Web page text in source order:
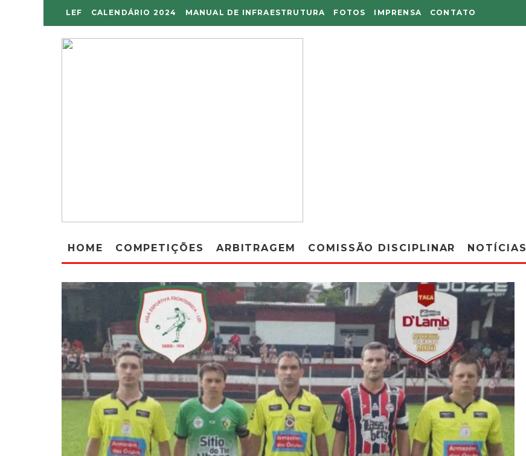
LEF CALENDÁRIO 2024 MANUAL DE INFRAESTRUTURA FOTOS IMPRENSA CONTATO
HOME COMPETIÇÕES ARBITRAGEM COMISSÃO DISCIPLINAR NOTÍCIAS